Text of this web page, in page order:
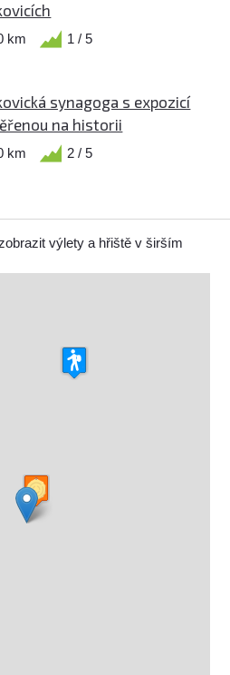
km 1 / 5
synagoga s expozicí
na historii
km 2 / 5
výlety a hřiště v širším